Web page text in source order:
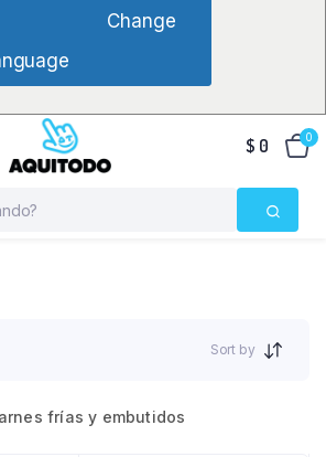
$ 0 0
Sort by
frías y embutidos